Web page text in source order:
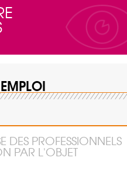
DES PROFESSIONNELS
PAR L'OBJET